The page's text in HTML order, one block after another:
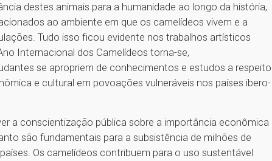
destes animais para a humanidade ao longo da história,
ao ambiente em que os camelídeos vivem e a
Tudo isso ficou evidente nos trabalhos artísticos
Internacional dos Camelídeos torna-se,
se apropriem de conhecimentos e estudos a respeito
e cultural em povoações vulneráveis nos países ibero-
a conscientização pública sobre a importância econômica
são fundamentais para a subsistência de milhões de
Os camelídeos contribuem para o uso sustentável